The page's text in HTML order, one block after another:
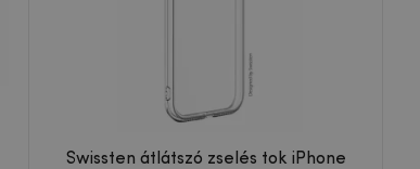
Swissten átlátszó zselés tok iPhone